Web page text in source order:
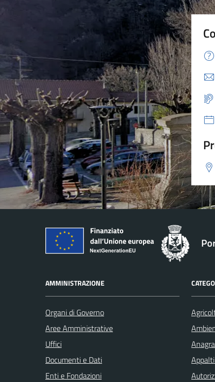
AMMINISTRAZIONE
Organi di Governo
Aree Amministrative
Uffici
Documenti e Dati
Enti e Fondazioni